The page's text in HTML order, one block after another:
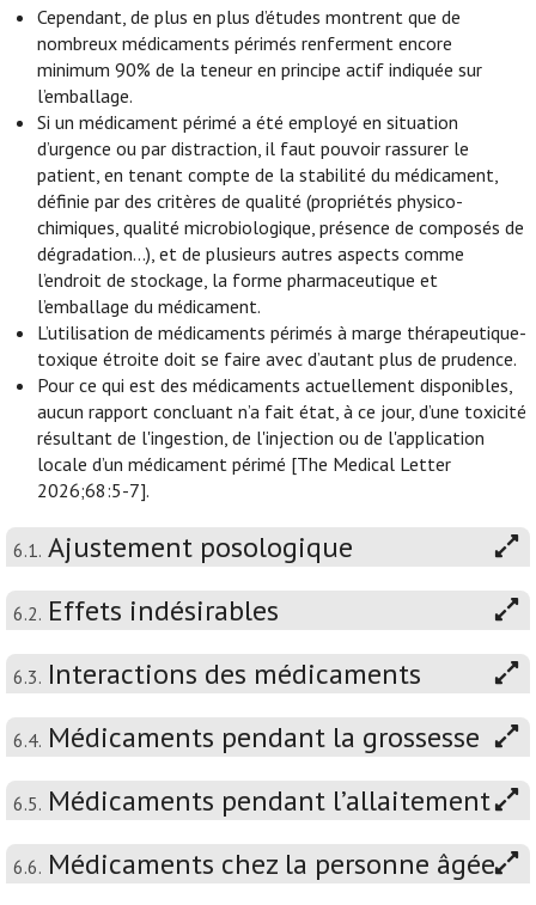
Cependant, de plus en plus d’études montrent que de
nombreux médicaments périmés renferment encore
minimum 90% de la teneur en principe actif indiquée sur
l’emballage.
Si un médicament périmé a été employé en situation
d’urgence ou par distraction, il faut pouvoir rassurer le
patient, en tenant compte de la stabilité du médicament,
définie par des critères de qualité (propriétés physico-
chimiques, qualité microbiologique, présence de composés de
dégradation…), et de plusieurs autres aspects comme
l’endroit de stockage, la forme pharmaceutique et
l’emballage du médicament.
L’utilisation de médicaments périmés à marge thérapeutique-
toxique étroite doit se faire avec d’autant plus de prudence.
Pour ce qui est des médicaments actuellement disponibles,
aucun rapport concluant n’a fait état, à ce jour, d’une toxicité
résultant de l'ingestion, de l'injection ou de l'application
locale d’un médicament périmé [The Medical Letter
2026;68:5-7].
6.1. Ajustement posologique
6.2. Effets indésirables
6.3. Interactions des médicaments
6.4. Médicaments pendant la grossesse
6.5. Médicaments pendant l’allaitement
6.6. Médicaments chez la personne âgée